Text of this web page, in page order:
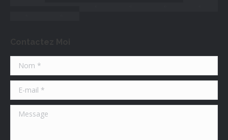
Nom *
E-mail *
Message